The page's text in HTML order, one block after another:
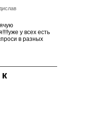
у всех есть
в разных